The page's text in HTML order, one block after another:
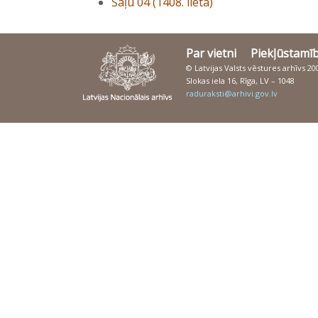
Par vietni
© Latvijas Valsts vēstures arhīvs
Slokas iela 16, Rīga, LV – 1048
raduraksti@arhivi.gov.lv